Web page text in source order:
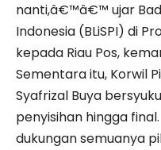
nanti,â€™â€™ ujar
Indonesia (BLiSPI) di
kepada Riau Pos,
Sementara itu, Korwil
Syafrizal Buya
penyisihan hingga
dukungan semuanya